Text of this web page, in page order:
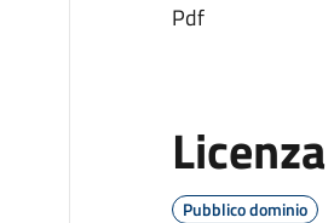
Pdf
Pubblico dominio